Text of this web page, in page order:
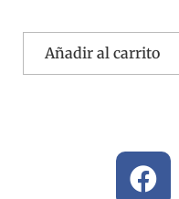
Añadir al carrito